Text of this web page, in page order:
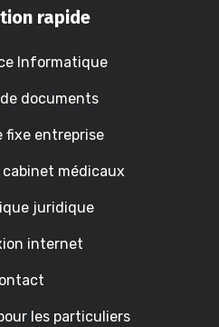
rapide
Informatique
documents
fixe entreprise
médicaux
juridique
internet
les particuliers